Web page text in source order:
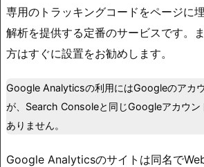
専用のトラッキングコードをページに
解析を提供する定番のサービスです。
方はすぐに設置をお勧めします。
Google Analyticsの利用にはGoogleのアカ
が、Search Consoleと同じGoogleアカウン
ありません。
Google Analyticsのサイトは同名で